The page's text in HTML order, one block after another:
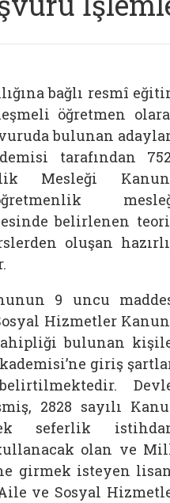
bağlı resmî
öğretmen
bulunan
tarafından
Mesleği
belirlenen
oluşan
9 uncu
Hizmetler
bulunan
giriş
2828 sayılı
seferlik
olan ve
girmek isteyen
ve Sosyal